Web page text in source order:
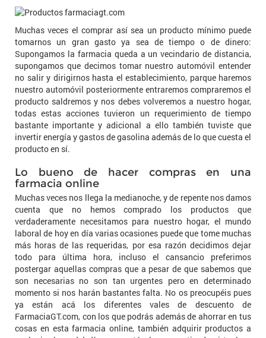
Muchas veces el comprar así sea un producto mínimo puede
tomarnos un gran gasto ya sea de tiempo o de dinero:
Supongamos la farmacia queda a un vecindario de distancia,
supongamos que decimos tomar nuestro automóvil entender
no salir y dirigirnos hasta el establecimiento, parque haremos
nuestro automóvil posteriormente entraremos compraremos el
producto saldremos y nos debes volveremos a nuestro hogar,
todas estas acciones tuvieron un requerimiento de tiempo
bastante importante y adicional a ello también tuviste que
invertir energía y gastos de gasolina además de lo que cuesta el
producto en sí.
Lo bueno de hacer compras en una
farmacia online
Muchas veces nos llega la medianoche, y de repente nos damos
cuenta que no hemos comprado los productos que
verdaderamente necesitamos para nuestro hogar, el mundo
laboral de hoy en día varias ocasiones puede que tome muchas
más horas de las requeridas, por esa razón decidimos dejar
todo para última hora, incluso el cansancio preferimos
postergar aquellas compras que a pesar de que sabemos que
son necesarias no son tan urgentes pero en determinado
momento si nos harán bastantes falta. No os preocupéis pues
ya están acá los diferentes vales de descuento de
FarmaciaGT.com, con los que podrás además de ahorrar en tus
cosas en esta farmacia online, también adquirir productos a